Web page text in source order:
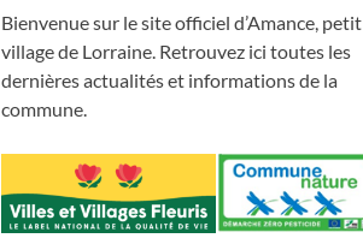
Bienvenue sur le site officiel d’Amance, petit
village de Lorraine. Retrouvez ici toutes les
dernières actualités et informations de la
commune.